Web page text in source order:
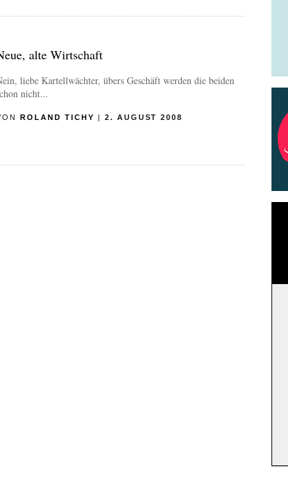
alte Wirtschaft
liebe Kartellwächter, übers Geschäft werden die beiden
nicht...
ROLAND TICHY | 2. AUGUST 2008